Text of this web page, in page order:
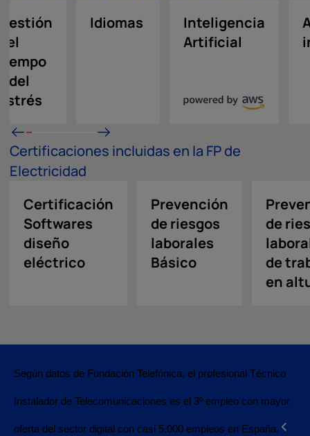
del
Idiomas
Inteligencia
Artificial
Certificaciones incluidas en la FP de
Electricidad
Certificación
Softwares
diseño
eléctrico
Prevención
de riesgos
laborales
Básico
de
de
en
Según datos de Fundación Telefónica, el profesional Técnico
Instalador de Telecomunicaciones es el 3º empleo con mayor
oferta del sector digital con casi 5.000 empleos en España. <